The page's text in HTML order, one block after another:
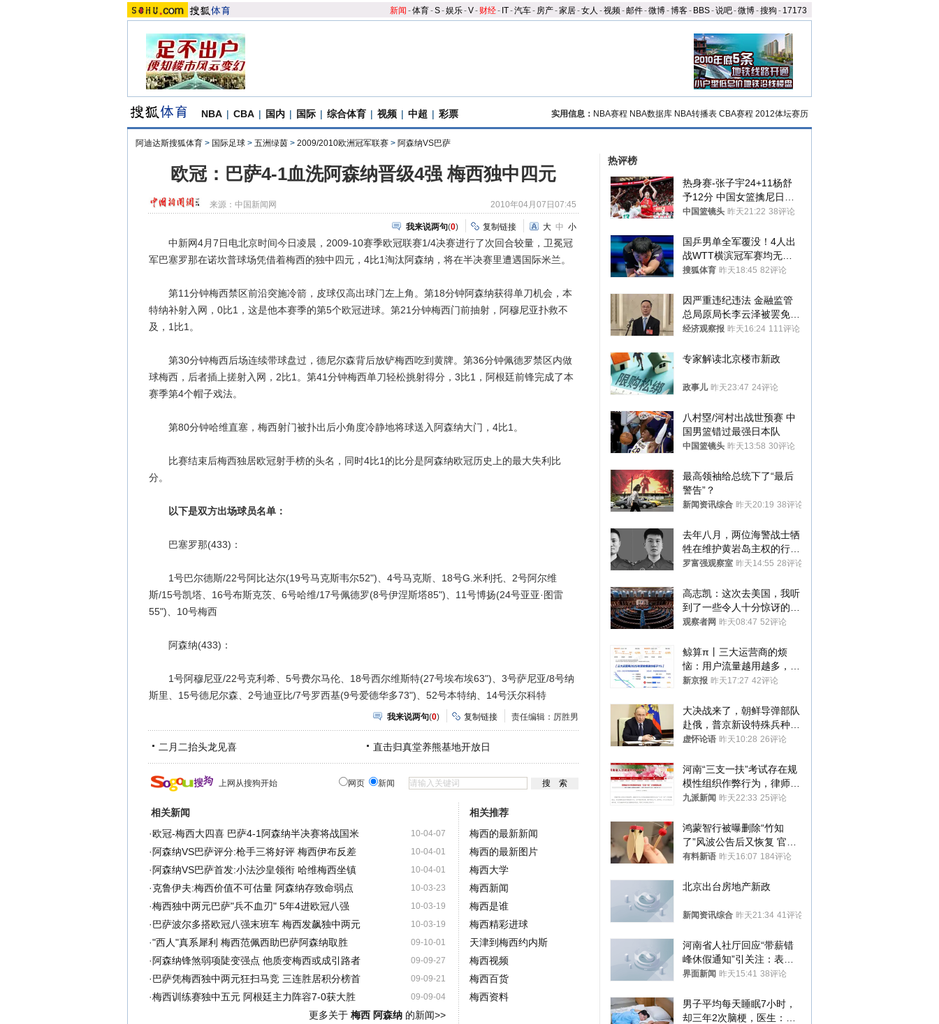
新闻 -体育-S-娱乐-V- 财经- IT-汽车- 房产-家居-女人 -视频-邮件-微博-博客- BBS-说吧-微博-搜狗 - 17173
NBA | CBA | 国内 | 国际 | 综合体育 | 视频 | 中超 | 彩票 实用信息： NBA赛程 NBA数据库 NBA转播表 CBA赛程 2012体坛赛历
阿迪达斯搜狐体育 > 国际足球 > 五洲绿茵 > 2009/2010欧洲冠军联赛 > 阿森纳VS巴萨
欧冠：巴萨4-1血洗阿森纳晋级4强 梅西独中四元
来源： 中国新闻网 2010年04月07日07:45
我来说两句(0) 复制链接 大 中 小
中新网4月7日电北京时间今日凌晨，2009-10赛季欧冠联赛1/4决赛进行了次回合较量，卫冕冠
军巴塞罗那在诺坎普球场凭借着梅西的独中四元，4比1淘汰阿森纳，将在半决赛里遭遇国际米兰。
第11分钟梅西禁区前沿突施冷箭，皮球仅高出球门左上角。第18分钟阿森纳获得单刀机会，本
特纳补射入网，0比1，这是他本赛季的第5个欧冠进球。第21分钟梅西门前抽射，阿穆尼亚扑救不
及，1比1。
第30分钟梅西后场连续带球盘过，德尼尔森背后放铲梅西吃到黄牌。第36分钟佩德罗禁区内做
球梅西，后者插上搓射入网，2比1。第41分钟梅西单刀轻松挑射得分，3比1，阿根廷前锋完成了本
赛季第4个帽子戏法。
第80分钟哈维直塞，梅西射门被扑出后小角度冷静地将球送入阿森纳大门，4比1。
比赛结束后梅西独居欧冠射手榜的头名，同时4比1的比分是阿森纳欧冠历史上的最大失利比
分。
以下是双方出场球员名单：
巴塞罗那(433)：
1号巴尔德斯/22号阿比达尔(19号马克斯韦尔52")、4号马克斯、18号G.米利托、2号阿尔维
斯/15号凯塔、16号布斯克茨、6号哈维/17号佩德罗(8号伊涅斯塔85")、11号博扬(24号亚亚·图雷
55")、10号梅西
阿森纳(433)：
1号阿穆尼亚/22号克利希、5号费尔马伦、18号西尔维斯特(27号埃布埃63")、3号萨尼亚/8号纳
斯里、15号德尼尔森、2号迪亚比/7号罗西基(9号爱德华多73")、52号本特纳、14号沃尔科特
我来说两句(0) 复制链接 责任编辑：厉胜男
二月二抬头龙见喜 直击归真堂养熊基地开放日
上网从搜狗开始 网页 新闻
相关新闻
10-04-07
·欧冠-梅西大四喜 巴萨4-1阿森纳半决赛将战国米
10-04-01
· 阿森纳VS巴萨评分:枪手三将好评 梅西伊布反差
10-04-01
· 阿森纳VS巴萨首发:小法沙皇领衔 哈维梅西坐镇
10-03-23
·克鲁伊夫:梅西价值不可估量 阿森纳存致命弱点
10-03-19
·梅西独中两元巴萨"兵不血刃" 5年4进欧冠八强
10-03-19
·巴萨波尔多搭欧冠八强末班车 梅西发飙独中两元
09-10-01
·"西人"真系犀利 梅西范佩西助巴萨阿森纳取胜
09-09-27
· 阿森纳锋煞弱项陡变强点 他质变梅西或成引路者
09-09-21
·巴萨凭梅西独中两元狂扫马竞 三连胜居积分榜首
09-09-04
·梅西训练赛独中五元 阿根廷主力阵容7-0获大胜
更多关于 梅西 阿森纳的新闻>>
相关推荐
梅西的最新新闻
梅西的最新图片
梅西大学
梅西新闻
梅西是谁
梅西精彩进球
天津到梅西约内斯
梅西视频
梅西百货
梅西资料
热评榜
热身赛-张子宇24+11杨舒
予12分 中国女篮擒尼日利
亚
中国篮镜头 昨天21:22 38评论
国乒男单全军覆没！4人出
战WTT横滨冠军赛均无缘
八强
搜狐体育 昨天18:45 82评论
因严重违纪违法 金融监管
总局原局长李云泽被罢免全
国人大代表
经济观察报 昨天16:24 111评论
专家解读北京楼市新政
政事儿 昨天23:47 24评论
八村塁/河村出战世预赛 中
国男篮错过最强日本队
中国篮镜头 昨天13:58 30评论
最高领袖给总统下了“最后
警告”？
新闻资讯综合 昨天20:19 38评论
去年八月，两位海警战士牺
牲在维护黄岩岛主权的行动
中
罗富强观察室 昨天14:55 28评论
高志凯：这次去美国，我听
到了一些令人十分惊讶的消
息
观察者网 昨天08:47 52评论
鲸算π丨三大运营商的烦
恼：用户流量越用越多，收
入却越来越少
新京报 昨天17:27 42评论
大决战来了，朝鲜导弹部队
赴俄，普京新设特殊兵种，
76岁老将扛旗
虚怀论语 昨天10:28 26评论
河南“三支一扶”考试存在规
模性组织作弊行为，律师：
涉嫌非法获取国家秘密罪等
九派新闻 昨天22:33 25评论
鸿蒙智行被曝删除“竹知
了”风波公告后又恢复 官媒
曾力挺：劝华为要大度的，
有料新语 昨天16:07 184评论
北京出台房地产新政
新闻资讯综合 昨天21:34 41评论
河南省人社厅回应“带薪错
峰休假通知”引关注：表述
不够准确，待修改后印发
界面新闻 昨天15:41 38评论
男子平均每天睡眠7小时，
却三年2次脑梗，医生：这